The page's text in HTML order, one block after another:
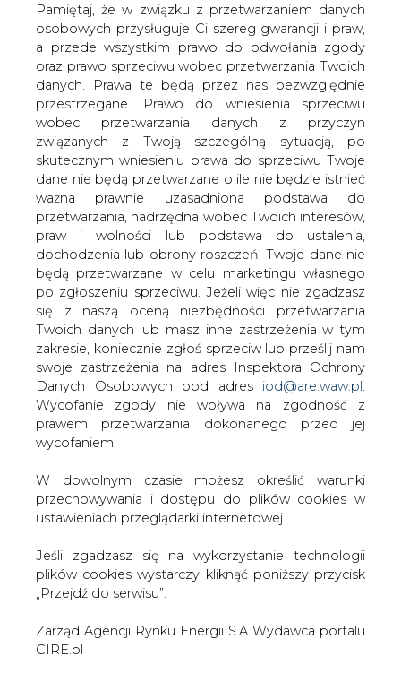
danych. Prawa te będą przez nas bezwzględnie
przestrzegane. Prawo do wniesienia sprzeciwu
wobec przetwarzania danych z przyczyn
związanych z Twoją szczególną sytuacją, po
skutecznym wniesieniu prawa do sprzeciwu Twoje
dane nie będą przetwarzane o ile nie będzie istnieć
ważna prawnie uzasadniona podstawa do
przetwarzania, nadrzędna wobec Twoich interesów,
praw i wolności lub podstawa do ustalenia,
dochodzenia lub obrony roszczeń. Twoje dane nie
będą przetwarzane w celu marketingu własnego
po zgłoszeniu sprzeciwu. Jeżeli więc nie zgadzasz
się z naszą oceną niezbędności przetwarzania
Twoich danych lub masz inne zastrzeżenia w tym
zakresie, koniecznie zgłoś sprzeciw lub prześlij nam
swoje zastrzeżenia na adres Inspektora Ochrony
Danych Osobowych pod adresiod@are.waw.pl.
Wycofanie zgody nie wpływa na zgodność z
prawem przetwarzania dokonanego przed jej
wycofaniem.
W dowolnym czasie możesz określić warunki
przechowywania i dostępu do plików cookies w
ustawieniach przeglądarki internetowej.
Jeśli zgadzasz się na wykorzystanie technologii
plików cookies wystarczy kliknąć poniższy przycisk
„Przejdź do serwisu”.
Zarząd Agencji Rynku Energii S.A Wydawca portalu
CIRE.pl
Przejdź do serwisu
się na &#8222;Gazetę
Wyborczą&#8221;, jeszcze w tym
miesiącu w Warszawie zakończy się
budowa stacji do tankowania
autobusów i ciężarówek skroplonym
gazem LNG, do której paliwo dostarczać
będzie niemiecka spółka Gazpromu.
Stacja budowana jest na podstawie kontraktu zawartego
przez konsorcjum producenta autobusów Solbus, firmy
Lider Trading oraz niemieckiej spółki Gazpromu. Będzie
tankowane na niej m.in. 35 autobusów tej marki.
Forsal.pl zwraca uwagę, że Warszawa będzie drugim
miastem Europy, w którym wykorzystywane będą
autobusy napędzane skroplonym gazem ziemnym.
W ciągu najbliższych lat Gazprom chce stworzyć w
Europie sieć stacji do tankowania ciężarków i autobusów
napędzanych LNG – czytamy w Forsal.pl.
#Gazownictwo #kraj
Artykuł powstał bez wsparcia narzędzi sztucznej inteligencji.
szkoleń treningowych LLM.
KOMENTARZE